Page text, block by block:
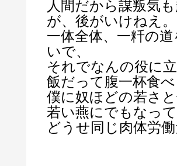
人間だから謀叛気
が、後がいけねえ。
一体全体、一粁の
いで、
それでなんの役に
飯だって腹一杯食
僕に奴ほどの若さ
若い燕にでもなっ
どうせ同じ肉体労